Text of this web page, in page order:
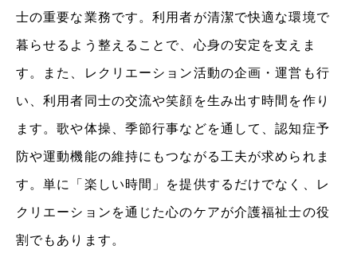
士の重要な業務です。利用者が清潔で快適な環境で
暮らせるよう整えることで、心身の安定を支えま
す。また、レクリエーション活動の企画・運営も行
い、利用者同士の交流や笑顔を生み出す時間を作り
ます。歌や体操、季節行事などを通して、認知症予
防や運動機能の維持にもつながる工夫が求められま
す。単に「楽しい時間」を提供するだけでなく、レ
クリエーションを通じた心のケアが介護福祉士の役
割でもあります。